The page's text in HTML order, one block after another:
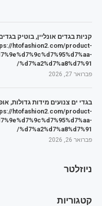
קניות בגדים אונליין, בוטיק
htofashion2.com/product-
%d7%a2%d7%a8%d7%91/
פברואר 27, 2026
בגדי ים צנועים מידות גדולות,
htofashion2.com/product-
%d7%a2%d7%a8%d7%91/
פברואר 26, 2026
ניוזלטר
קטגוריות